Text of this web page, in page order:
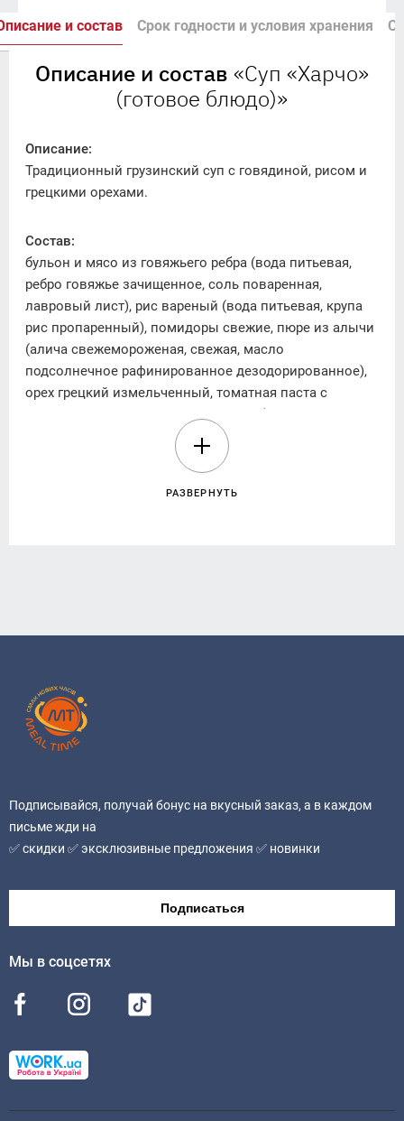
и состав Срок годности и условия хранения
Описание и состав «Суп «Харчо»
(готовое блюдо)»
Описание:
Традиционный грузинский суп с говядиной, рисом и
грецкими орехами.
Состав:
бульон и мясо из говяжьего ребра (вода питьевая,
ребро говяжье зачищенное, соль поваренная,
лавровый лист), рис вареный (вода питьевая, крупа
рис пропаренный), помидоры свежие, пюре из алычи
(алича свежемороженая, свежая, масло
подсолнечное рафинированное дезодорированное),
орех грецкий измельченный, томатная паста с
вода), кинза свежая, сахар белый кристаллический,
соль поваренная, чеснок свежий, паприка красная
уцхо сунели, паприка красная молотая, перец чили
703,69 kJ/кДж (168,2 kcal/ккал).
углеводы - 7,15 g(г), в том числе сахара - 1,63 g(г) ,
белки- 9,25 g(г), соль 0,08 g(г)
молочных продуктов, глютена, яиц, рыбы, орехов,
арахиса, семян кунжута, сельдерея, сои, горчицы.
РАЗВЕРНУТЬ
Подписывайся, получай бонус на вкусный заказ, а в каждом
письме жди на
✅ скидки ✅ эксклюзивные предложения ✅ новинки
Подписаться
Мы в соцсетях